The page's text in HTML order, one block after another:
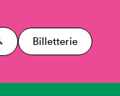
Billetterie